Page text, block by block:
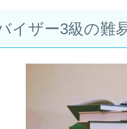
イザー3級の難